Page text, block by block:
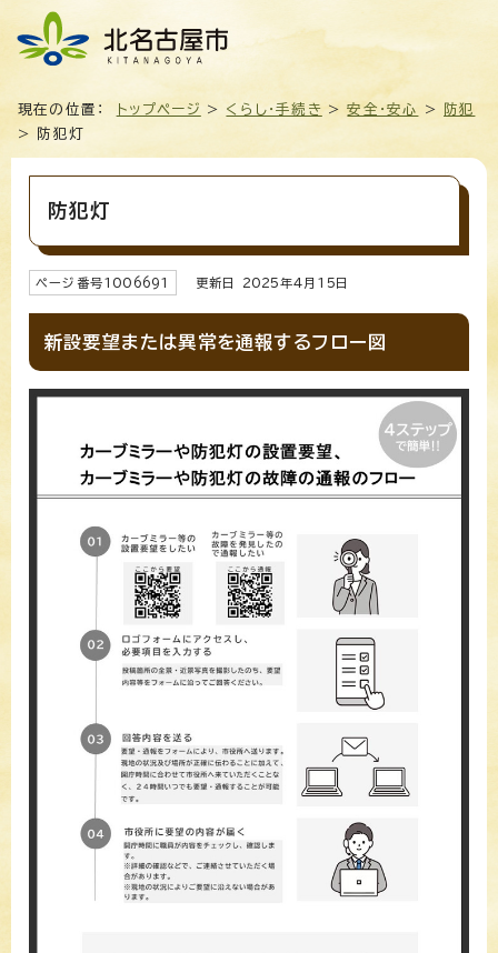
現在の位置： トップページ > くらし・手続き >安全・安心 >
防犯
> 防犯灯
防犯灯
ページ番号1006691 更新日 2025年4月 15 日
新設要望または異常を通報するフロー図